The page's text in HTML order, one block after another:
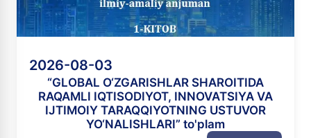
2026-08-03
“GLOBAL O‘ZGARISHLAR SHAROITIDA
RAQAMLI IQTISODIYOT, INNOVATSIYA VA
IJTIMOIY TARAQQIYOTNING USTUVOR
YO‘NALISHLARI” to'plam